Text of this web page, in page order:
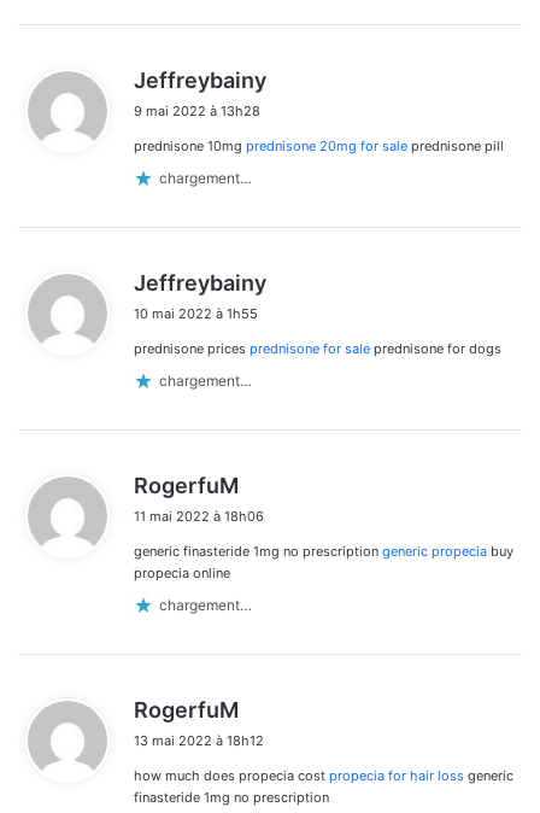
Jeffreybainy
9 mai 2022 à 13h28
prednisone 10mg prednisone 20mg for sale prednisone pill
chargement…
Jeffreybainy
10 mai 2022 à 1h55
prednisone prices prednisone for sale prednisone for dogs
chargement…
RogerfuM
t
11 mai 2022 à 18h06
generic finasteride 1mg no prescription generic propecia buy
propecia online
chargement…
RogerfuM
t
:
13 mai 2022 à 18h12
how much does propecia cost propecia for hair loss generic
finasteride 1mg no prescription